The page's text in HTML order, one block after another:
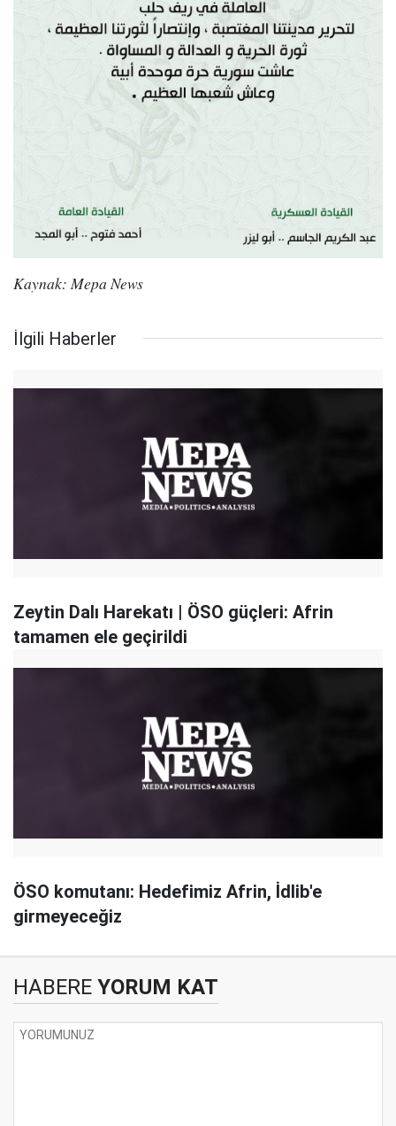
Kaynak: Mepa News
İlgili Haberler
Zeytin Dalı Harekatı | ÖSO güçleri: Afrin
tamamen ele geçirildi
ÖSO komutanı: Hedefimiz Afrin, İdlib'e
girmeyeceğiz
HABERE YORUM KAT